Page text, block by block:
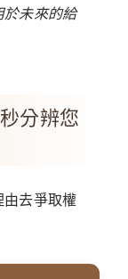
於未來的給
分辨您
去爭取權